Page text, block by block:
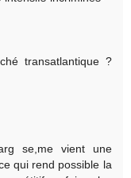
transatlantique ?
se,me vient une
qui rend possible la